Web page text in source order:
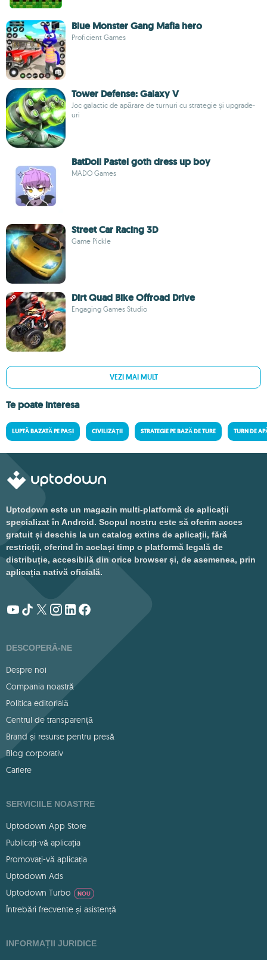
Blue Monster Gang Mafia hero
Proficient Games
Tower Defense: Galaxy V
Joc galactic de apărare de turnuri cu strategie și upgrade-
uri
BatDoll Pastel goth dress up boy
MADO Games
Street Car Racing 3D
Game Pickle
Dirt Quad Bike Offroad Drive
Engaging Games Studio
VEZI MAI MULT
Te poate interesa
LUPTĂ BAZATĂ PE PAȘI CIVILIZAŢII STRATEGIE PE BAZĂ DE TURE TURN DE
Uptodown este un magazin multi-platformă de aplicații
specializat în Android. Scopul nostru este să oferim acces
gratuit și deschis la un catalog extins de aplicații, fără
restricții, oferind în același timp o platformă legală de
distribuție, accesibilă din orice browser și, de asemenea, prin
aplicația nativă oficială.
DESCOPERĂ-NE
Despre noi
Compania noastră
Politica editorială
Centrul de transparență
Brand și resurse pentru presă
Blog corporativ
Cariere
SERVICIILE NOASTRE
Uptodown App Store
Publicați-vă aplicația
Promovați-vă aplicația
Uptodown Ads
Uptodown Turbo
NOU
Întrebări frecvente și asistență
INFORMAȚII JURIDICE